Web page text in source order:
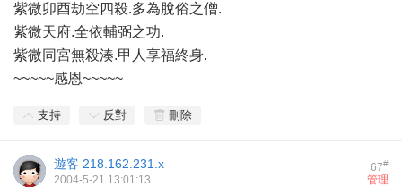
紫微卯酉劫空四殺.多為脫俗之僧.
紫微天府.全依輔弼之功.
紫微同宮無殺湊.甲人享福終身.
~~~~~感恩~~~~~
支持 反對 刪除
67#
遊客 218.162.231.x
管理
2004-5-21 13:01:13